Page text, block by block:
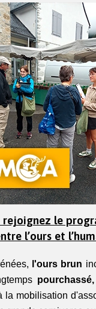
rejoignez le
l’ours et
l'ours brun
la mobilisation